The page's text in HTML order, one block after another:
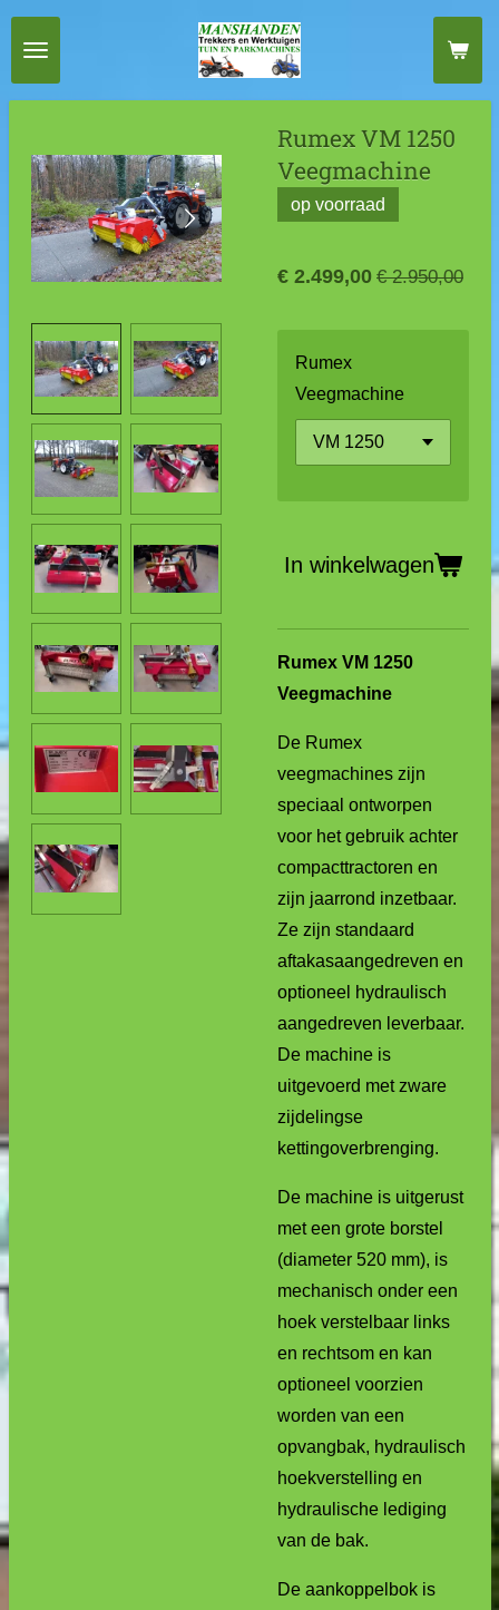
Ga
direct
naar
Rumex VM 1250
Veegmachine
op voorraad
€ 2.499,00 € 2.950,00
Rumex
Veegmachine
In winkelwagen
Rumex VM 1250
Veegmachine
De Rumex
veegmachines zijn
speciaal ontworpen
voor het gebruik achter
compacttractoren en
zijn jaarrond inzetbaar.
Ze zijn standaard
aftakasaangedreven en
optioneel hydraulisch
aangedreven leverbaar.
De machine is
uitgevoerd met zware
zijdelingse
kettingoverbrenging.
De machine is uitgerust
met een grote borstel
(diameter 520 mm), is
mechanisch onder een
hoek verstelbaar links
en rechtsom en kan
optioneel voorzien
worden van een
opvangbak, hydraulisch
hoekverstelling en
hydraulische lediging
van de bak.
De aankoppelbok is